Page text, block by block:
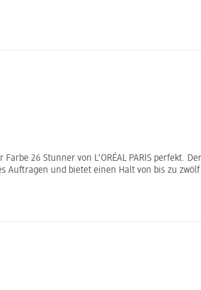
26 Stunner von L'ORÉAL PARIS perfekt.
und bietet einen Halt von bis zu